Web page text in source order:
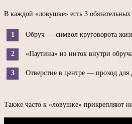
В каждой «ловушке» есть 3 обязательных
Обруч — символ круговорота
«Паутина» из ниток внутри
Отверстие в центре — проход для
Также часто к «ловушке» прикрепляют